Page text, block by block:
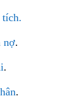
nợ.
.
.